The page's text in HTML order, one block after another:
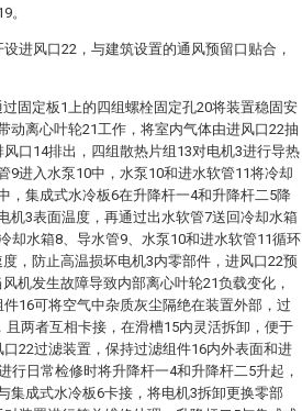
。
进风口22，与建筑设置的通风预留口贴合，
固定板1上的四组螺栓固定孔20将装置稳固安
动离心叶轮21工作，将室内气体由进风口22抽
口14排出，四组散热片组13对电机3进行导热
9进入水泵10中，水泵10和进水软管11将冷却
，集成式水冷板6在升降杆一4和升降杆二5降
机3表面温度，再通过出水软管7送回冷却水箱
却水箱8、导水管9、水泵10和进水软管11循环
，防止高温损坏电机3内零部件，进风口22预
机发生故障导致内部离心叶轮21负载变化，
16可将空气中杂质灰尘隔绝在装置外部，过
两者互相卡接，在滑槽15内灵活拆卸，便于
22过滤装置，保持过滤组件16内外表面和进
行日常检修时将升降杆一4和升降杆二5升起，
集成式水冷板6卡接，将电机3拆卸更换零部